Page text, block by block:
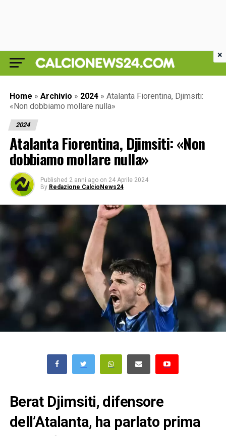
Home » Archivio » 2024 » Atalanta Fiorentina, Djimsiti:
«Non dobbiamo mollare nulla»
2024
Atalanta Fiorentina, Djimsiti: «Non
dobbiamo mollare nulla»
Published 2 anni ago on 24 Aprile 2024
By Redazione CalcioNews24
Berat Djimsiti, difensore
dell’Atalanta, ha parlato prima
×